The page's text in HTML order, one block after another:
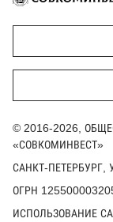
© 2016-2026,
«СОВКОМИНВЕСТ»
САНКТ-
ОГРН
ИСПОЛЬЗОВАНИЕ